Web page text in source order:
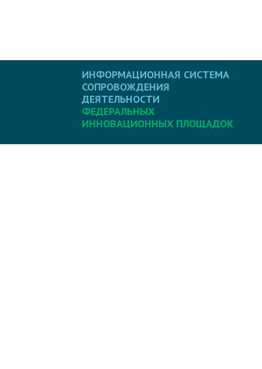
ИНФОРМАЦИОННАЯ СИСТЕМА
СОПРОВОЖДЕНИЯ
ДЕЯТЕЛЬНОСТИ
ФЕДЕРАЛЬНЫХ
ИННОВАЦИОННЫХ ПЛОЩАДОК